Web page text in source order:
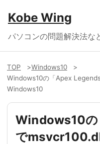
Kobe Wing
パソコンの問題解決法な
TOP
Windows10
Windows10の「Apex
Windows10
Windows10の
で